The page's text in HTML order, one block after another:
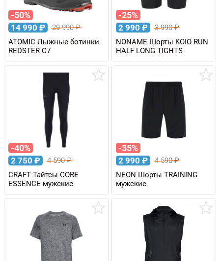
-50%
14 990 ₽ 29 990₽
ATOMIC Лыжные ботинки
REDSTER C7
-25%
2 990 ₽ 3 990₽
NONAME Шорты KOIO RUN
HALF LONG TIGHTS
-40%
2 750 ₽ 4 590₽
CRAFT Тайтсы CORE
ESSENCE мужские
-35%
2 990 ₽ 4 590₽
NEON Шорты TRAINING
мужские